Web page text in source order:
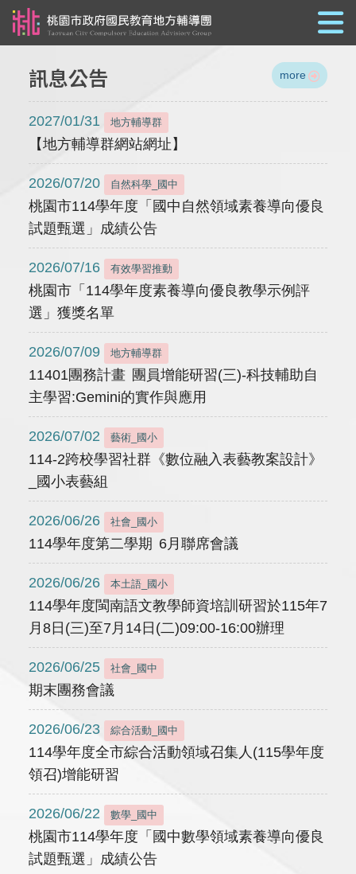
訊息公告 more
2027/01/31 地方輔導群
【地方輔導群網站網址】
2026/07/20 自然科學_國中
桃園市114學年度「國中自然領域素養導向優良
試題甄選」成績公告
2026/07/16 有效學習推動
桃園市「114學年度素養導向優良教學示例評
選」獲獎名單
2026/07/09 地方輔導群
11401團務計畫 團員增能研習(三)-科技輔助自
主學習:Gemini的實作與應用
2026/07/02 藝術_國小
114-2跨校學習社群《數位融入表藝教案設計》
_國小表藝組
2026/06/26 社會_國小
114學年度第二學期 6月聯席會議
2026/06/26 本土語_國小
114學年度閩南語文教學師資培訓研習於115年7
月8日(三)至7月14日(二)09:00-16:00辦理
2026/06/25 社會_國中
期末團務會議
2026/06/23 綜合活動_國中
114學年度全市綜合活動領域召集人(115學年度
領召)增能研習
2026/06/22 數學_國中
桃園市114學年度「國中數學領域素養導向優良
試題甄選」成績公告